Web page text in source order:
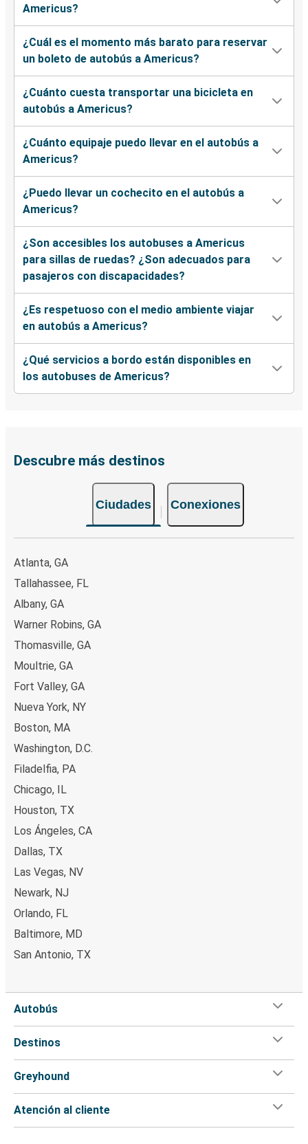
Americus?
¿Cuál es el momento más barato para reservar
un boleto de autobús a Americus?
¿Cuánto cuesta transportar una bicicleta en
autobús a Americus?
¿Cuánto equipaje puedo llevar en el autobús a
Americus?
¿Puedo llevar un cochecito en el autobús a
Americus?
¿Son accesibles los autobuses a Americus
para sillas de ruedas? ¿Son adecuados para
pasajeros con discapacidades?
¿Es respetuoso con el medio ambiente viajar
en autobús a Americus?
¿Qué servicios a bordo están disponibles en
los autobuses de Americus?
Descubre más destinos
Ciudades Conexiones
Atlanta, GA
Tallahassee, FL
Albany, GA
Warner Robins, GA
Thomasville, GA
Moultrie, GA
Fort Valley, GA
Nueva York, NY
Boston, MA
Washington, D.C.
Filadelfia, PA
Chicago, IL
Houston, TX
Los Ángeles, CA
Dallas, TX
Las Vegas, NV
Newark, NJ
Orlando, FL
Baltimore, MD
San Antonio, TX
Autobús
Destinos
Greyhound
Atención al cliente